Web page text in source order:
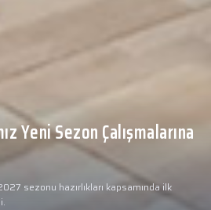
Yeni Sezon Çalışmalarına
sezonu hazırlıkları kapsamında ilk